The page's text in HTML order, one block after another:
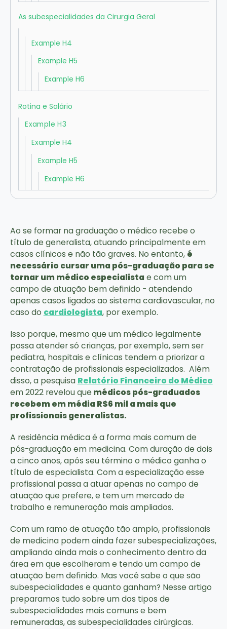
As subespecialidades da Cirurgia Geral
Example H4
Example H5
Example H6
Rotina e Salário
Example H3
Example H4
Example H5
Example H6
Ao se formar na graduação o médico recebe o
título de generalista, atuando principalmente em
casos clínicos e não tão graves. No entanto, é
necessário cursar uma pós-graduação para se
tornar um médico especialistae com um
campo de atuação bem definido - atendendo
apenas casos ligados ao sistema cardiovascular, no
caso do cardiologista, por exemplo.
Isso porque, mesmo que um médico legalmente
possa atender só crianças, por exemplo, sem ser
pediatra, hospitais e clínicas tendem a priorizar a
contratação de profissionais especializados. Além
disso, a pesquisa Relatório Financeiro do Médico
em 2022 revelou que médicos pós-graduados
recebem em média R$6 mil a mais que
profissionais generalistas.
A residência médica é a forma mais comum de
pós-graduação em medicina. Com duração de dois
a cinco anos, após seu término o médico ganha o
título de especialista. Com a especialização esse
profissional passa a atuar apenas no campo de
atuação que prefere, e tem um mercado de
trabalho e remuneração mais ampliados.
Com um ramo de atuação tão amplo, profissionais
de medicina podem ainda fazer subespecializações,
ampliando ainda mais o conhecimento dentro da
área em que escolheram e tendo um campo de
atuação bem definido. Mas você sabe o que são
subespecialidades e quanto ganham? Nesse artigo
preparamos tudo sobre um dos tipos de
subespecialidades mais comuns e bem
remuneradas, as subespecialidades cirúrgicas.